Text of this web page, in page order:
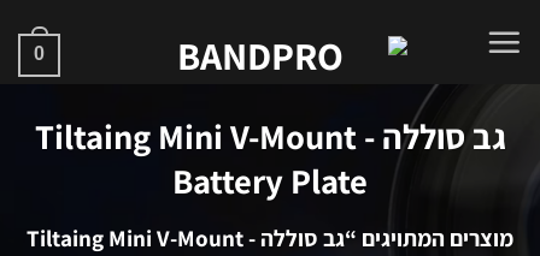
0
גב סוללה - Tiltaing Mini V-Mount
Battery Plate
מוצרים המתויגים “גב סוללה - Tiltaing Mini V-Mount